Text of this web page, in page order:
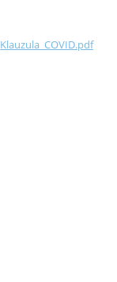
Klauzula_COVID.pdf